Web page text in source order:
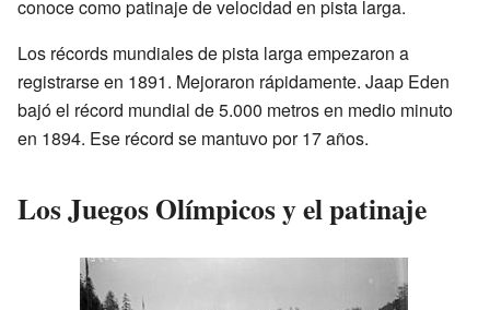
conoce como patinaje de velocidad en pista larga.
Los récords mundiales de pista larga empezaron a
registrarse en 1891. Mejoraron rápidamente. Jaap Eden
bajó el récord mundial de 5.000 metros en medio minuto
en 1894. Ese récord se mantuvo por 17 años.
Los Juegos Olímpicos y el patinaje